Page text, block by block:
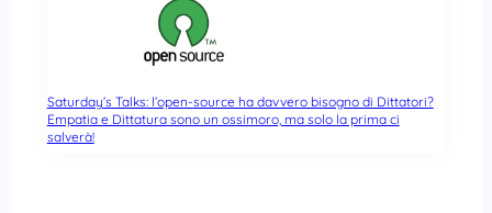
Saturday’s Talks: l’open-source ha davvero bisogno di Dittatori?
Empatia e Dittatura sono un ossimoro, ma solo la prima ci
salverà!